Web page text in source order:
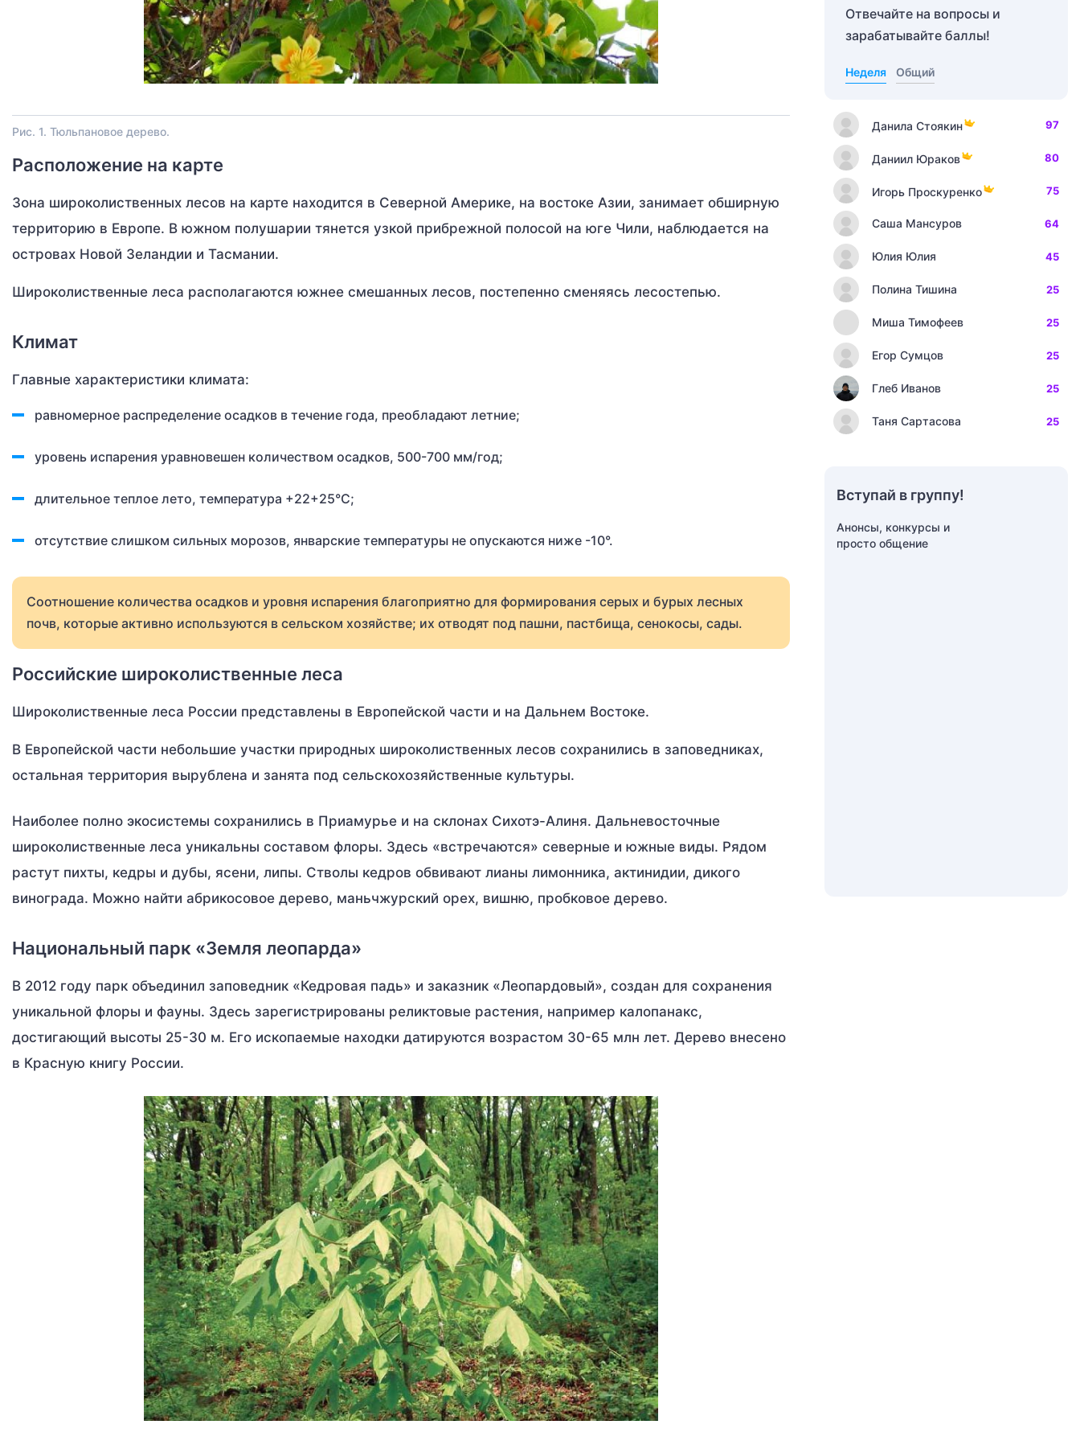
Рис. 1. Тюльпановое дерево.
Расположение на карте
Зона широколиственных лесов на карте находится в Северной Америке, на востоке Азии, занимает обширную
территорию в Европе. В южном полушарии тянется узкой прибрежной полосой на юге Чили, наблюдается на
островах Новой Зеландии и Тасмании.
Широколиственные леса располагаются южнее смешанных лесов, постепенно сменяясь лесостепью.
Климат
Главные характеристики климата:
равномерное распределение осадков в течение года, преобладают летние;
уровень испарения уравновешен количеством осадков, 500-700 мм/год;
длительное теплое лето, температура +22+25°C;
отсутствие слишком сильных морозов, январские температуры не опускаются ниже -10°.
Соотношение количества осадков и уровня испарения благоприятно для формирования серых и бурых лесных
почв, которые активно используются в сельском хозяйстве; их отводят под пашни, пастбища, сенокосы, сады.
Российские широколиственные леса
Широколиственные леса России представлены в Европейской части и на Дальнем Востоке.
В Европейской части небольшие участки природных широколиственных лесов сохранились в заповедниках,
остальная территория вырублена и занята под сельскохозяйственные культуры.
Наиболее полно экосистемы сохранились в Приамурье и на склонах Сихотэ-Алиня. Дальневосточные
широколиственные леса уникальны составом флоры. Здесь «встречаются» северные и южные виды. Рядом
растут пихты, кедры и дубы, ясени, липы. Стволы кедров обвивают лианы лимонника, актинидии, дикого
винограда. Можно найти абрикосовое дерево, маньчжурский орех, вишню, пробковое дерево.
Национальный парк «Земля леопарда»
В 2012 году парк объединил заповедник «Кедровая падь» и заказник «Леопардовый», создан для сохранения
уникальной флоры и фауны. Здесь зарегистрированы реликтовые растения, например калопанакс,
достигающий высоты 25-30 м. Его ископаемые находки датируются возрастом 30-65 млн лет. Дерево внесено
в Красную книгу России.
Отвечайте на вопросы и
зарабатывайте баллы!
Неделя Общий
Данила Стоякин 97
Даниил Юраков 80
Игорь Проскуренко 75
Саша Мансуров 64
Юлия Юлия 45
Полина Тишина 25
Миша Тимофеев 25
Егор Сумцов 25
Глеб Иванов 25
Таня Сартасова 25
Вступай в группу!
Анонсы, конкурсы и
просто общение